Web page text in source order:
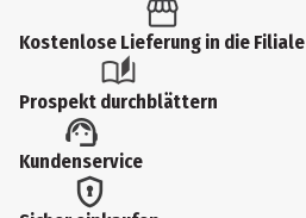
10 Jahre
Artikelnummer des Herstellers
646061
Hersteller
Carletto Deutschland GmbH
Kostenlose Lieferung in die Filiale
Prospekt durchblättern
Kundenservice